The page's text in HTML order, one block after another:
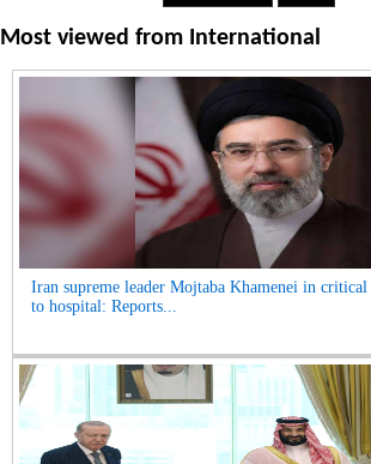
Most viewed from International
Iran supreme leader Mojtaba Khamenei in
to hospital: Reports...